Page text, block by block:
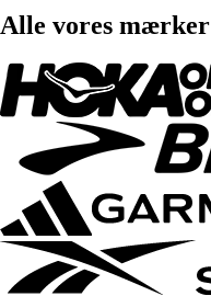
Alle vores mærker